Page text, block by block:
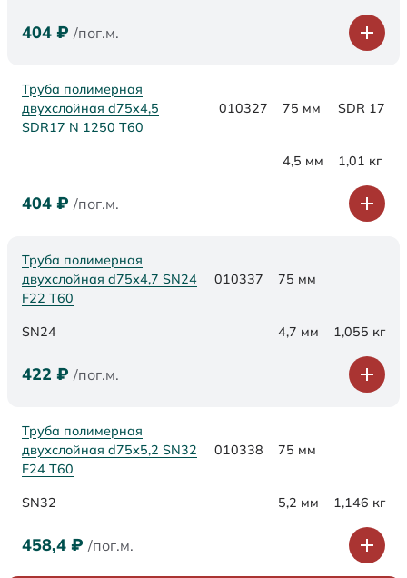
404 ₽ /пог.м.
Труба полимерная
двухслойная d75x4,5
SDR17 N 1250 Т60
010327 75 мм SDR 17
4,5 мм 1,01 кг
404 ₽ /пог.м.
Труба полимерная
двухслойная d75х4,7 SN24
F22 Т60
010337 75 мм
SN24 4,7 мм 1,055 кг
422 ₽ /пог.м.
Труба полимерная
двухслойная d75х5,2 SN32
F24 Т60
010338 75 мм
SN32 5,2 мм 1,146 кг
458,4 ₽ /пог.м.